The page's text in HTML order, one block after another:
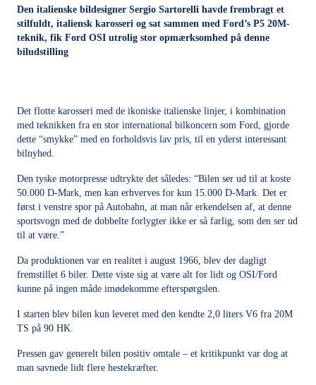
Den italienske bildesigner Sergio Sartorelli havde frembragt et
stilfuldt, italiensk karosseri og sat sammen med Ford’s P5 20M-
teknik, fik Ford OSI utrolig stor opmærksomhed på denne
biludstilling
Det flotte karosseri med de ikoniske italienske linjer, i kombination
med teknikken fra en stor international bilkoncern som Ford, gjorde
dette “smykke” med en forholdsvis lav pris, til en yderst interessant
bilnyhed.
Den tyske motorpresse udtrykte det således: “Bilen ser ud til at koste
50.000 D-Mark, men kan erhverves for kun 15.000 D-Mark. Det er
først i venstre spor på Autobahn, at man når erkendelsen af, at denne
sportsvogn med de dobbelte forlygter ikke er så farlig, som den ser ud
til at være.”
Da produktionen var en realitet i august 1966, blev der dagligt
fremstillet 6 biler. Dette viste sig at være alt for lidt og OSI/Ford
kunne på ingen måde imødekomme efterspørgslen.
I starten blev bilen kun leveret med den kendte 2,0 liters V6 fra 20M
TS på 90 HK.
Pressen gav generelt bilen positiv omtale – et kritikpunkt var dog at
man savnede lidt flere hestekræfter.